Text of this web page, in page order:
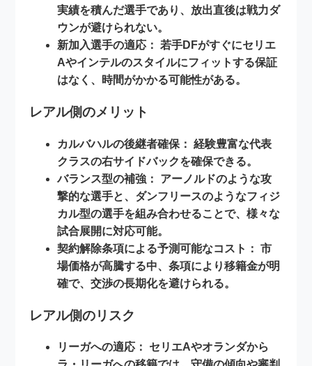
実績を積んだ選手であり、放出直後は戦力ダ
ウンが避けられない。
新加入選手の適応： 若手DFがすぐにセリエ
Aやインテルのスタイルにフィットする保証
はなく、時間がかかる可能性がある。
レアル側のメリット
カルバハルの後継者確保： 経験豊富な代表
クラスの右サイドバックを確保できる。
バランス型の補強：
アーノルドのような攻
撃的な選手と、ダンフリースのようなフィジ
カル型の選手を組み合わせることで、様々な
試合展開に対応可能。
契約解除条項による予測可能なコスト： 市
場価格が高騰する中、条項により移籍金が明
確で、交渉の長期化を避けられる。
レアル側のリスク
リーガへの適応：
セリエAやオランダから